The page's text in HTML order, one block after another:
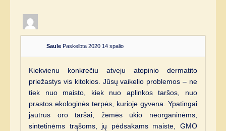
Saule Paskelbta 2020 14 spalio
Kiekvienu konkrečiu atveju atopinio dermatito
priežastys vis kitokios. Jūsų vaikelio problemos – ne
tiek nuo maisto, kiek nuo aplinkos taršos, nuo
prastos ekologinės terpės, kurioje gyvena. Ypatingai
jautrus oro taršai, žemės ūkio neorganinėms,
sintetinėms trąšoms, jų pėdsakams maiste, GMO